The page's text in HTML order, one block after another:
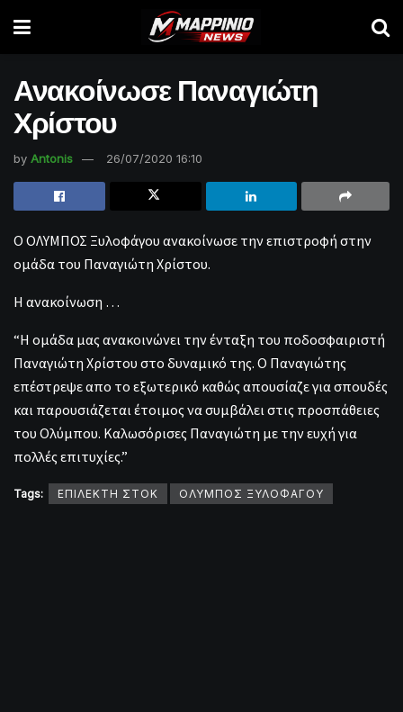
Ανακοίνωσε Παναγιώτη
Χρίστου
by Antonis 26/07/2020 16:10
Ο ΟΛΥΜΠΟΣ Ξυλοφάγου ανακοίνωσε την επιστροφή στην
ομάδα του Παναγιώτη Χρίστου.
Η ανακοίνωση …
“Η ομάδα μας ανακοινώνει την ένταξη του ποδοσφαιριστή
Παναγιώτη Χρίστου στο δυναμικό της. Ο Παναγιώτης
επέστρεψε απο το εξωτερικό καθώς απουσίαζε για σπουδές
και παρουσιάζεται έτοιμος να συμβάλει στις προσπάθειες
του Ολύμπου. Καλωσόρισες Παναγιώτη με την ευχή για
πολλές επιτυχίες.”
Tags: ΕΠΙΛΕΚΤΗ ΣΤΟΚ ΟΛΥΜΠΟΣ ΞΥΛΟΦΑΓΟΥ